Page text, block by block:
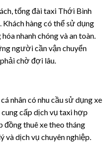
tổng đài taxi Thới Bình
Khách hàng có thể sử dụng
nhanh chóng và an toàn.
người cần vận chuyển
chờ đợi lâu.
nhân có nhu cầu sử dụng xe
cấp dịch vụ taxi hợp
đồng thuê xe theo tháng
và dịch vụ chuyên nghiệp.